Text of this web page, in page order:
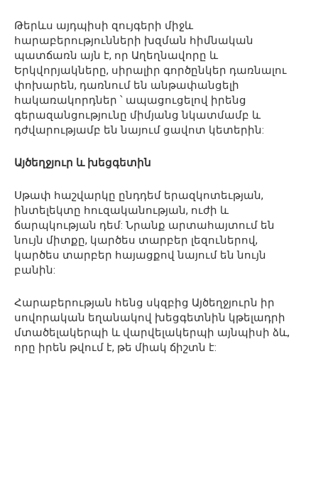
Թերևս այդպիսի զույգերի միջև
հարաբերությունների խզման հիմնական
պատճառն այն է, որ Աղեղնավորը և
Երկվորյակները, սիրալիր գործընկեր դառնալու
փոխարեն, դառնում են անթափանցելի
հակառակորդներ ՝ ապացուցելով իրենց
գերազանցությունը միմյանց նկատմամբ և
դժվարությամբ են նայում ցավոտ կետերին:
Այծեղջյուր և խեցգետին
Սթափ հաշվարկը ընդդեմ երազկոտեւթյան,
ինտելեկտը հուզականության, ուժի և
ճարպկության դեմ: Նրանք արտահայտում են
նույն միտքը, կարծես տարբեր լեզուներով,
կարծես տարբեր հայացքով նայում են նույն
բանին:
Հարաբերության հենց սկզբից Այծեղջյուրն իր
սովորական եղանակով խեցգետնին կթելադրի
մտածելակերպի և վարվելակերպի այնպիսի ձև,
որը իրեն թվում է, թե միակ ճիշտն է: